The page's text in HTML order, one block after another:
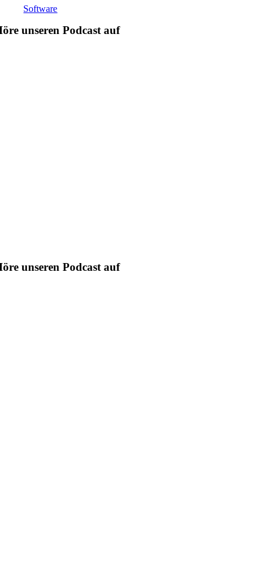
Software
unseren Podcast auf
unseren Podcast auf